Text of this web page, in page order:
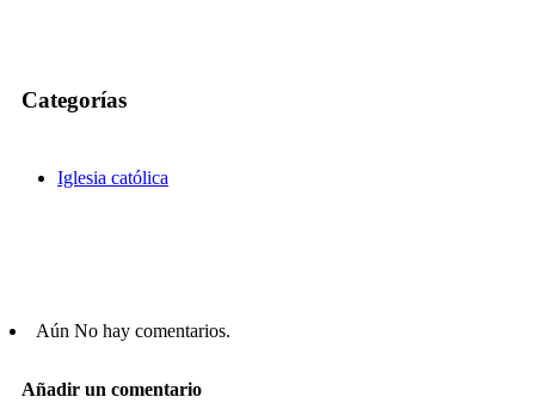
Categorías
Iglesia católica
Aún No hay comentarios.
Añadir un comentario